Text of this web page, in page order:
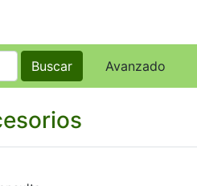
Buscar Avanzado